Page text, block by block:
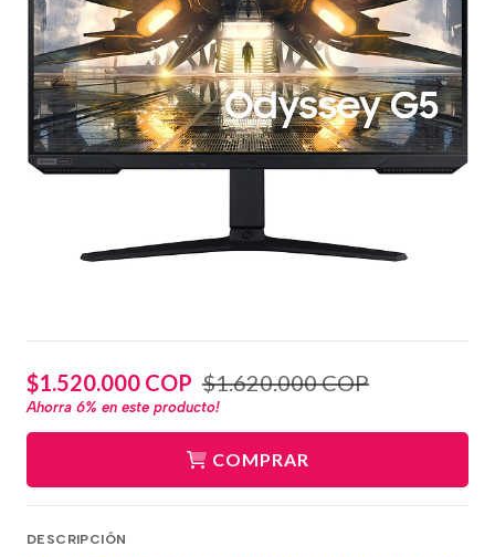
$1.520.000 COP $1.620.000 COP
Ahorra 6% en este producto!
COMPRAR
DESCRIPCIÓN